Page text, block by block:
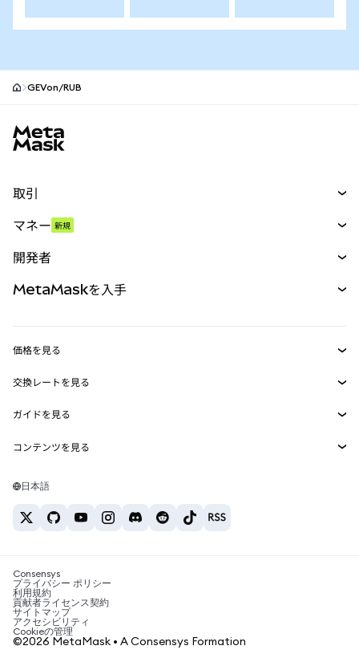
GEVon/RUB
取引
パーペチュアル
RWA
マネー 新規
開発者
MetaMask Connect
Snaps
Web3サービス
MetaMaskを入手
セキュリティ
サポート
キャリア
お問い合わせ
価格を見る
イーサリアムの価格
Solanaの価格
Tetherの価格
交換レートを見る
ETH→USD
USDT→INR
BTC→INR
ETH→USDT
ガイドを見る
ETHの購入
USDTの購入
SHIBの購入
BNBの購入
コンテンツを見る
Solanaウォレット
税制関連ニュース
暗号資産の購入方法は？
ビットコインを売るには？
日本語
Consensys
プライバシー ポリシー
利用規約
貢献者ライセンス契約
サイトマップ
アクセシビリティ
Cookieの管理
©2026 MetaMask • A Consensys Formation